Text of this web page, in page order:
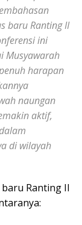
baru Ranting II
ini
Musyawarah
harapan
naungan
aktif,
di wilayah
Ranting II